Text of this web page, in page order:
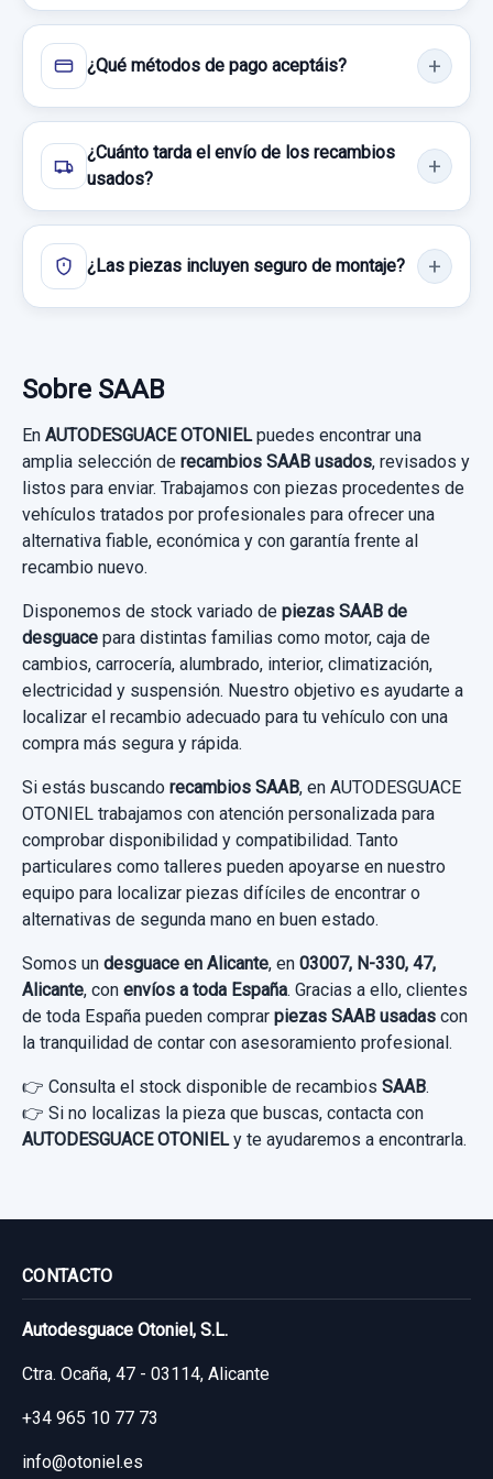
MANETA EXTERIOR TRASERA IZQUIERDA
MANETA EXTERIOR TRASERA IZQUIERDA
usado.
SAAB 9-5 BERLINA 1.9 TID LINEAR SPORT
Garantía 1 año
Ref:725759
15,00 €
Sin IVA, gastos de envío no incluidos.
Consultar por whatsapp
CERRADURA PUERTA TRASERA DERECHA
4855201 3 PINS
CERRADURA PUERTA TRASERA DERECHA...
SAAB 9-5 BERLINA 1.9 TID LINEAR SPORT
Garantía 1 año
Ref: 727658 OEM: 4855201
14,04 €
MANDO LUCES SALPICADERO
SAAB 9-5 BERLINA 1.9 TID LINEAR SPORT
Garantía 1 año
Ref: 430581
35,00 €
INTERRUPTOR
INTERRUPTOR usado.
10,00 €
Sin IVA, gastos de envío no incluidos.
VOLANTE 3 RADIOS CON MANDOS
VOLANTE 3 RADIOS CON MANDOS usado.
SAAB 9-5 BERLINA 1.9 TID LINEAR SPORT
Ref:653393
60,00 €
Sin IVA, gastos de envío no incluidos.
Consultar por whatsapp
ESPEJO INTERIOR usado.
SAAB 9-5 BERLINA 1.9 TID LINEAR SPORT
Garantía 1 año
30,00 €
Consultar por whatsapp
AMORTIGUADOR DELANTERO DERECHO
AMORTIGUADOR DELANTERO DERECHO
usado.
SAAB 9-5 BERLINA 1.9 TID LINEAR SPORT
Garantía 1 año
Ref: 727714
30,00 €
Sin IVA, gastos de envío no incluidos.
Consultar por whatsapp
AMORTIGUADOR DELANTERO IZQUIERDO
¿Qué métodos de pago aceptáis?
¿Cuánto tarda el envío de los recambios
usados?
¿Las piezas incluyen seguro de montaje?
Sobre SAAB
En AUTODESGUACE OTONIELpuedes encontrar una
amplia selección de recambios SAAB usados, revisados y
listos para enviar. Trabajamos con piezas procedentes de
vehículos tratados por profesionales para ofrecer una
alternativa fiable, económica y con garantía frente al
recambio nuevo.
Disponemos de stock variado de piezas SAAB de
desguace para distintas familias como motor, caja de
cambios, carrocería, alumbrado, interior, climatización,
electricidad y suspensión. Nuestro objetivo es ayudarte a
localizar el recambio adecuado para tu vehículo con una
compra más segura y rápida.
Si estás buscando recambios SAAB, en AUTODESGUACE
OTONIEL trabajamos con atención personalizada para
comprobar disponibilidad y compatibilidad. Tanto
particulares como talleres pueden apoyarse en nuestro
equipo para localizar piezas difíciles de encontrar o
alternativas de segunda mano en buen estado.
Somos un desguace en Alicante, en 03007, N-330, 47,
Alicante, con envíos a toda España. Gracias a ello, clientes
de toda España pueden comprar piezas SAAB usadas con
la tranquilidad de contar con asesoramiento profesional.
👉 Consulta el stock disponible de recambios SAAB.
👉 Si no localizas la pieza que buscas, contacta con
AUTODESGUACE OTONIELy te ayudaremos a encontrarla.
CONTACTO
Autodesguace Otoniel, S.L.
Ctra. Ocaña, 47 - 03114, Alicante
+34 965 10 77 73
info@otoniel.es